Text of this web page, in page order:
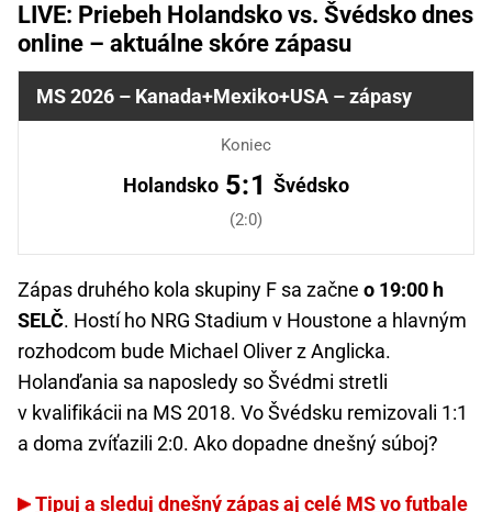
LIVE: Priebeh Holandsko vs. Švédsko dnes
online – aktuálne skóre zápasu
MS 2026 – Kanada+Mexiko+USA – zápasy
Koniec
Holandsko 5:1 Švédsko
(2:0)
Zápas druhého kola skupiny F sa začne o 19:00 h
SELČ. Hostí ho NRG Stadium v Houstone a hlavným
rozhodcom bude Michael Oliver z Anglicka.
Holanďania sa naposledy so Švédmi stretli
v kvalifikácii na MS 2018. Vo Švédsku remizovali 1:1
a doma zvíťazili 2:0. Ako dopadne dnešný súboj?
Tipuj a sleduj dnešný zápas aj celé MS vo futbale